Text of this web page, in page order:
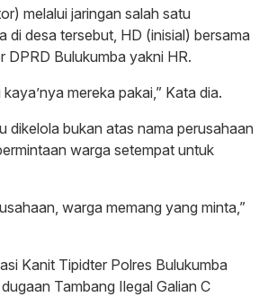
melalui jaringan salah satu
di desa tersebut, HD (inisial) bersama
DPRD Bulukumba yakni HR.
mereka pakai,” Kata dia.
dikelola bukan atas nama perusahaan
warga setempat untuk
warga memang yang minta,”
Kanit Tipidter Polres Bulukumba
Tambang Ilegal Galian C